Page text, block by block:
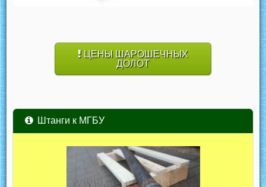
ЦЕНЫ ШАРОШЕЧНЫХ
ДОЛОТ
Штанги к МГБУ